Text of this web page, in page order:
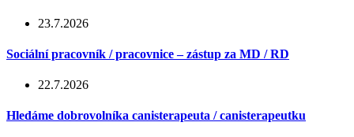
23.7.2026
Sociální pracovník / pracovnice – zástup za MD / RD
22.7.2026
Hledáme dobrovolníka canisterapeuta / canisterapeutku